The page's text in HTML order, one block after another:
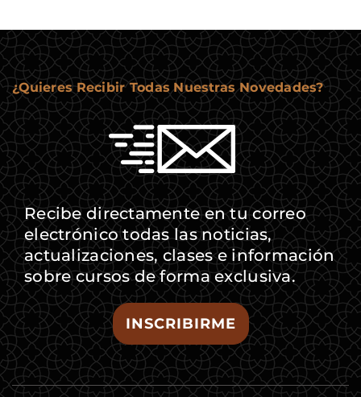
¿Quieres Recibir Todas Nuestras Novedades?
Recibe directamente en tu correo
electrónico todas las noticias,
actualizaciones, clases e información
sobre cursos de forma exclusiva.
INSCRIBIRME